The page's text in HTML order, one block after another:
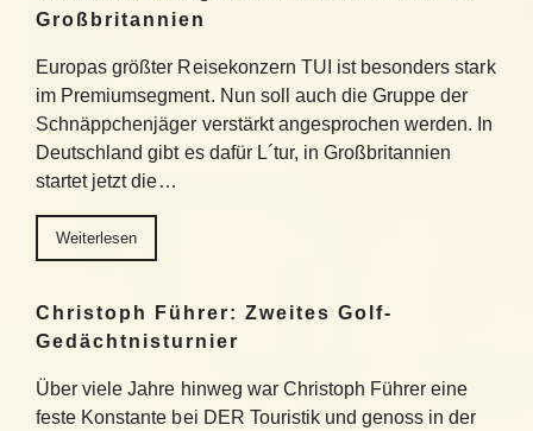
Großbritannien
Europas größter Reisekonzern TUI ist besonders stark
im Premiumsegment. Nun soll auch die Gruppe der
Schnäppchenjäger verstärkt angesprochen werden. In
Deutschland gibt es dafür L´tur, in Großbritannien
startet jetzt die…
Weiterlesen
Christoph Führer: Zweites Golf-
Gedächtnisturnier
Über viele Jahre hinweg war Christoph Führer eine
feste Konstante bei DER Touristik und genoss in der